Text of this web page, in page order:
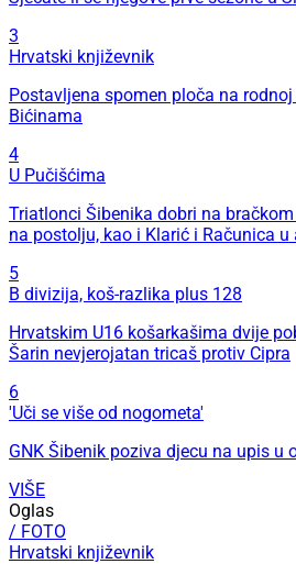
3
Hrvatski književnik
Postavljena spomen ploča na
Bićinama
4
U Pučišćima
Triatlonci Šibenika dobri na
na postolju, kao i Klarić i Računica u
5
B divizija, koš-razlika plus 128
Hrvatskim U16 košarkašima dvije
Šarin nevjerojatan tricaš protiv Cipra
6
'Uči se više od nogometa'
GNK Šibenik poziva djecu na upis u
VIŠE
Oglas
/ FOTO
Hrvatski književnik